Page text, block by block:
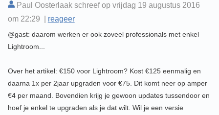
Paul Oosterlaak schreef op vrijdag 19 augustus 2016
om 22:29 | reageer
@gast: daarom werken er ook zoveel professionals met enkel
Lightroom...
Over het artikel: €150 voor Lightroom? Kost €125 eenmalig en
daarna 1x per 2jaar upgraden voor €75. Dit komt neer op amper
€4 per maand. Bovendien krijg je gewoon updates tussendoor en
hoef je enkel te upgraden als je dat wilt. Wil je een versie